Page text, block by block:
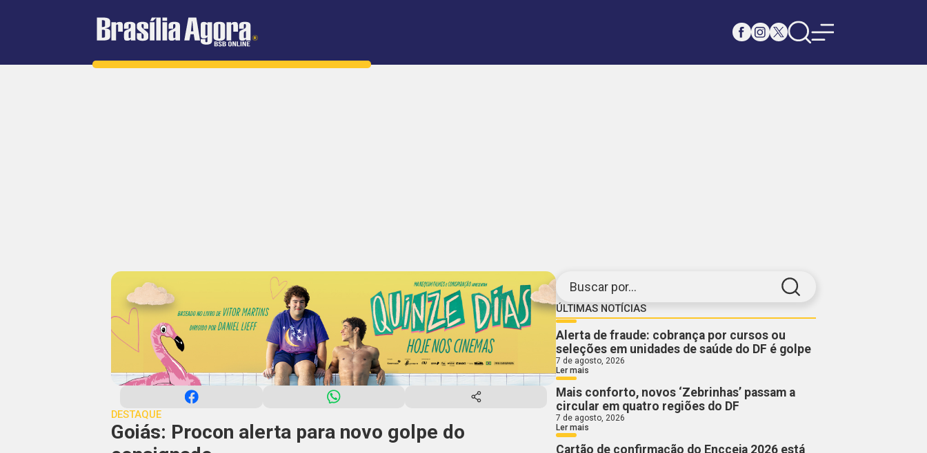
Buscar por...
ÚLTIMAS NOTÍCIAS
Alerta de fraude: cobrança por cursos ou
seleções em unidades de saúde do DF é golpe
7 de agosto, 2026
Ler mais
Mais conforto, novos ‘Zebrinhas’ passam a
circular em quatro regiões do DF
7 de agosto, 2026
Ler mais
Cartão de confirmação do Encceja 2026 está
DESTAQUE
Goiás: Procon alerta para novo golpe do